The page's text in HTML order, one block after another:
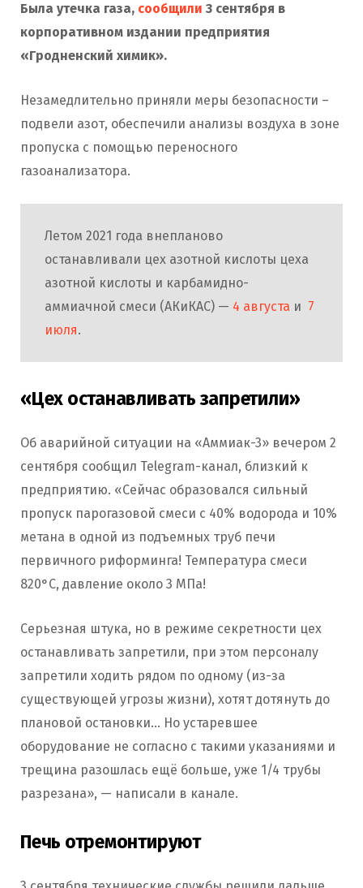
Была утечка газа, сообщили 3 сентября в
корпоративном издании предприятия
«Гродненский химик».
Незамедлительно приняли меры безопасности –
подвели азот, обеспечили анализы воздуха в зоне
пропуска с помощью переносного
газоанализатора.
Летом 2021 года внепланово
останавливали цех азотной кислоты цеха
азотной кислоты и карбамидно-
аммиачной смеси (АКиКАС) — 4 августа и 7
июля.
«Цех останавливать запретили»
Об аварийной ситуации на «Аммиак-3» вечером 2
сентября сообщил Telegram-канал, близкий к
предприятию. «Сейчас образовался сильный
пропуск парогазовой смеси с 40% водорода и 10%
метана в одной из подъемных труб печи
первичного риформинга! Температура смеси
820°С, давление около 3 МПа!
Серьезная штука, но в режиме секретности цех
останавливать запретили, при этом персоналу
запретили ходить рядом по одному (из-за
существующей угрозы жизни), хотят дотянуть до
плановой остановки… Но устаревшее
оборудование не согласно с такими указаниями и
трещина разошлась ещё больше, уже 1/4 трубы
разрезана», — написали в канале.
Печь отремонтируют